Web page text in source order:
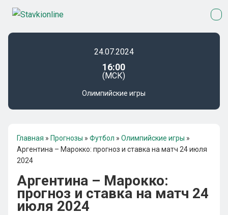
24.07.2024
16:00
(МСК)
Олимпийские игры
Главная » Прогнозы » Футбол » Олимпийские игры »
Аргентина – Марокко: прогноз и ставка на матч 24 июля
2024
Аргентина – Марокко:
прогноз и ставка на матч 24
июля 2024